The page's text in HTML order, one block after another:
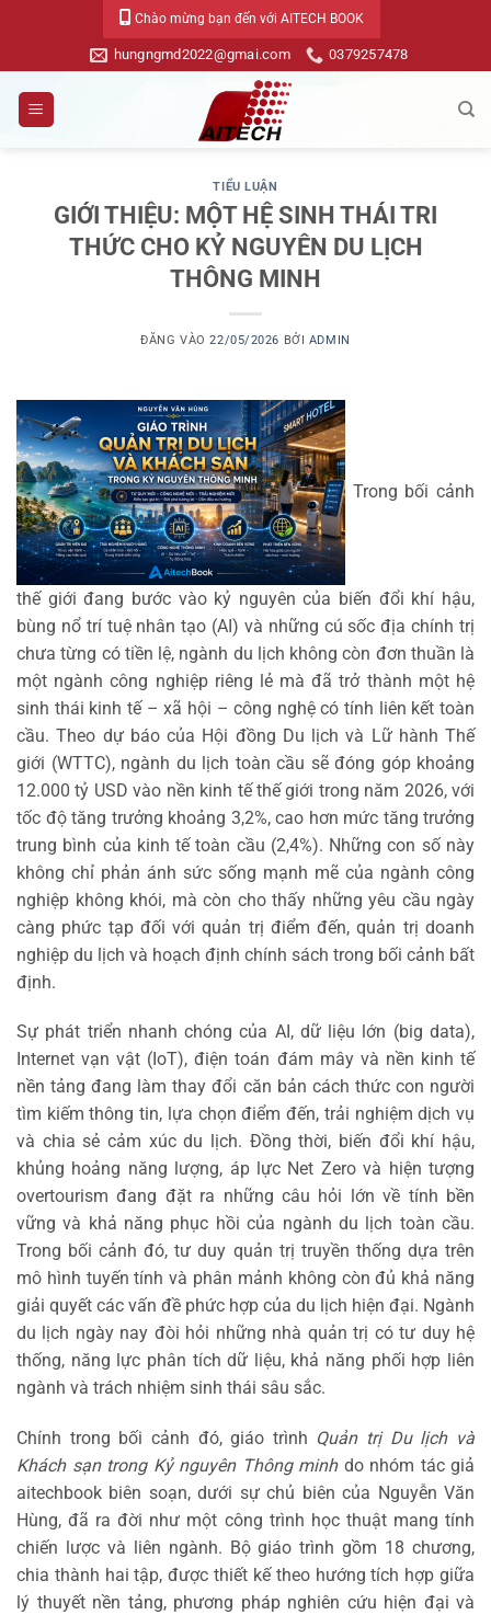
nội
dung
Chào mừng bạn đến với AITECH BOOK
hungngmd2022@gmai.com 0379257478
TIỂU LUẬN
GIỚI THIỆU: MỘT HỆ SINH THÁI TRI
THỨC CHO KỶ NGUYÊN DU LỊCH
THÔNG MINH
ĐĂNG VÀO22/05/2026 BỞI ADMIN
Trong bối cảnh
thế giới đang bước vào kỷ nguyên của biến đổi khí hậu,
bùng nổ trí tuệ nhân tạo (AI) và những cú sốc địa chính trị
chưa từng có tiền lệ, ngành du lịch không còn đơn thuần là
một ngành công nghiệp riêng lẻ mà đã trở thành một hệ
sinh thái kinh tế – xã hội – công nghệ có tính liên kết toàn
cầu. Theo dự báo của Hội đồng Du lịch và Lữ hành Thế
giới (WTTC), ngành du lịch toàn cầu sẽ đóng góp khoảng
12.000 tỷ USD vào nền kinh tế thế giới trong năm 2026, với
tốc độ tăng trưởng khoảng 3,2%, cao hơn mức tăng trưởng
trung bình của kinh tế toàn cầu (2,4%). Những con số này
không chỉ phản ánh sức sống mạnh mẽ của ngành công
nghiệp không khói, mà còn cho thấy những yêu cầu ngày
càng phức tạp đối với quản trị điểm đến, quản trị doanh
nghiệp du lịch và hoạch định chính sách trong bối cảnh bất
định.
Sự phát triển nhanh chóng của AI, dữ liệu lớn (big data),
Internet vạn vật (IoT), điện toán đám mây và nền kinh tế
nền tảng đang làm thay đổi căn bản cách thức con người
tìm kiếm thông tin, lựa chọn điểm đến, trải nghiệm dịch vụ
và chia sẻ cảm xúc du lịch. Đồng thời, biến đổi khí hậu,
khủng hoảng năng lượng, áp lực Net Zero và hiện tượng
overtourism đang đặt ra những câu hỏi lớn về tính bền
vững và khả năng phục hồi của ngành du lịch toàn cầu.
Trong bối cảnh đó, tư duy quản trị truyền thống dựa trên
mô hình tuyến tính và phân mảnh không còn đủ khả năng
giải quyết các vấn đề phức hợp của du lịch hiện đại. Ngành
du lịch ngày nay đòi hỏi những nhà quản trị có tư duy hệ
thống, năng lực phân tích dữ liệu, khả năng phối hợp liên
ngành và trách nhiệm sinh thái sâu sắc.
Chính trong bối cảnh đó, giáo trình Quản trị Du lịch và
Khách sạn trong Kỷ nguyên Thông minhdo nhóm tác giả
aitechbook biên soạn, dưới sự chủ biên của Nguyễn Văn
Hùng, đã ra đời như một công trình học thuật mang tính
chiến lược và liên ngành. Bộ giáo trình gồm 18 chương,
chia thành hai tập, được thiết kế theo hướng tích hợp giữa
lý thuyết nền tảng, phương pháp nghiên cứu hiện đại và